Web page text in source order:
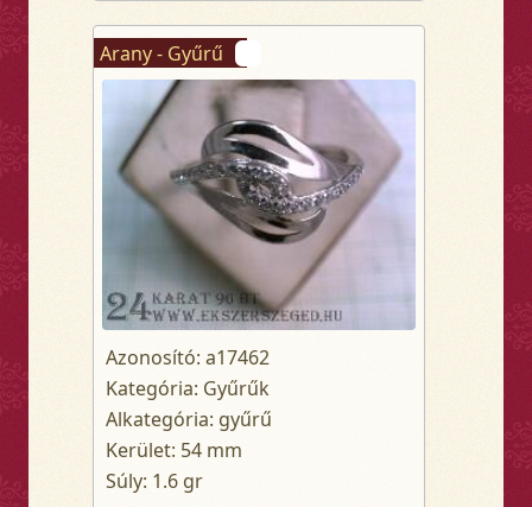
Arany - Gyűrű
Azonosító: a17462
Kategória: Gyűrűk
Alkategória: gyűrű
Kerület: 54 mm
Súly: 1.6 gr